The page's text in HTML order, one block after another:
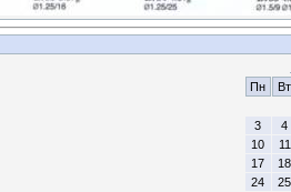
Пн
Вт
3
4
10
11
17
18
24
25